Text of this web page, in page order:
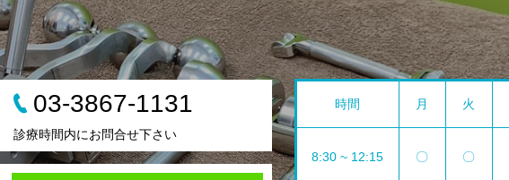
03-3867-1131
診療時間内にお問合せ下さい
時間 月 火
8:30 ~ 12:15 〇 〇